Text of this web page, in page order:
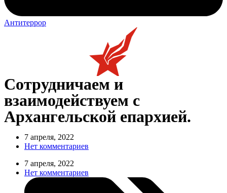
Антитеррор
Сотрудничаем и
взаимодействуем с
Архангельской епархией.
7 апреля, 2022
Нет комментариев
7 апреля, 2022
Нет комментариев